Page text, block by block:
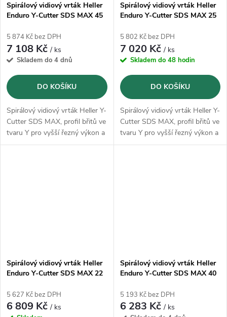
Spirálový vidiový vrták Heller
Enduro Y-Cutter SDS MAX 45
5 874 Kč bez DPH
7 108 Kč/ ks
Skladem do 4 dnů
DO KOŠÍKU
Spirálový vidiový vrták Heller Y-
Cutter SDS MAX, profil břitů ve
tvaru Y pro vyšší řezný výkon a
klidný chod
Spirálový vidiový vrták Heller
Enduro Y-Cutter SDS MAX 25
5 802 Kč bez DPH
7 020 Kč/ ks
Skladem do 48 hodin
DO KOŠÍKU
Spirálový vidiový vrták Heller Y-
Cutter SDS MAX, profil břitů ve
tvaru Y pro vyšší řezný výkon a
klidný chod
Spirálový vidiový vrták Heller
Enduro Y-Cutter SDS MAX 22
5 627 Kč bez DPH
6 809 Kč/ ks
Spirálový vidiový vrták Heller
Enduro Y-Cutter SDS MAX 40
5 193 Kč bez DPH
6 283 Kč/ ks